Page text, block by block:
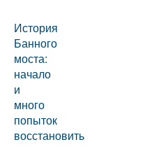
История
Банного
моста:
начало
и
много
попыток
восстановить